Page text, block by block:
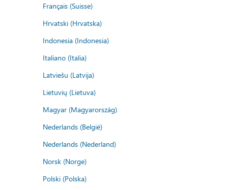
Français (Suisse)
Hrvatski (Hrvatska)
Indonesia (Indonesia)
Italiano (Italia)
Latviešu (Latvija)
Lietuvių (Lietuva)
Magyar (Magyarország)
Nederlands (België)
Nederlands (Nederland)
Norsk (Norge)
Polski (Polska)